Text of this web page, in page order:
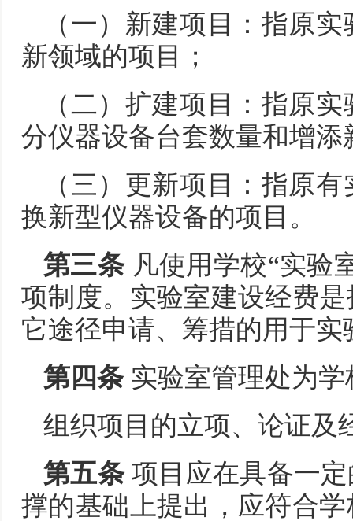
（一）新建项目：指原
新领域的项目；
（二）扩建项目：指原
分仪器设备台套数量和增
（三）更新项目：指原
换新型仪器设备的项目。
第三条凡使用学校“实验
项制度。实验室建设经费
它途径申请、筹措的用于
第四条实验室管理处为学
组织项目的立项、论证及
第五条项目应在具备一
撑的基础上提出，应符合